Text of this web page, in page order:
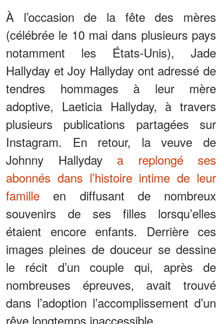
À l’occasion de la fête des mères
(célébrée le 10 mai dans plusieurs pays
notamment les États-Unis), Jade
Hallyday et Joy Hallyday ont adressé de
tendres hommages à leur mère
adoptive, Laeticia Hallyday, à travers
plusieurs publications partagées sur
Instagram. En retour, la veuve de
Johnny Hallyday a replongé ses
abonnés dans l’histoire intime de leur
famille en diffusant de nombreux
souvenirs de ses filles lorsqu’elles
étaient encore enfants. Derrière ces
images pleines de douceur se dessine
le récit d’un couple qui, après de
nombreuses épreuves, avait trouvé
dans l’adoption l’accomplissement d’un
rêve longtemps inaccessible.